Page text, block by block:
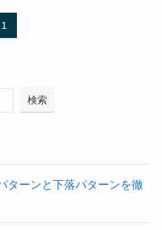
1
検索
ターンと下落パターンを徹